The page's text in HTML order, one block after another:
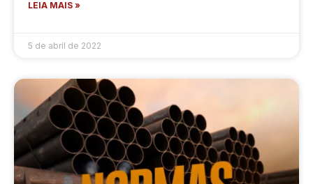
LEIA MAIS »
5 de abril de 2022